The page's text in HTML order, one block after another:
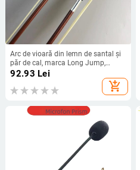
Arc de vioară din lemn de santal și
păr de cal, marca Long Jump,
destinat instrumentelor muzicale
92.93 Lei
add_shopping_cart